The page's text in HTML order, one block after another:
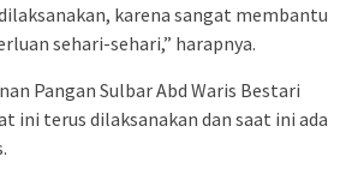
karena sangat membantu
sehari-sehari,” harapnya.
Pangan Sulbar Abd Waris Bestari
ini terus dilaksanakan dan saat ini ada